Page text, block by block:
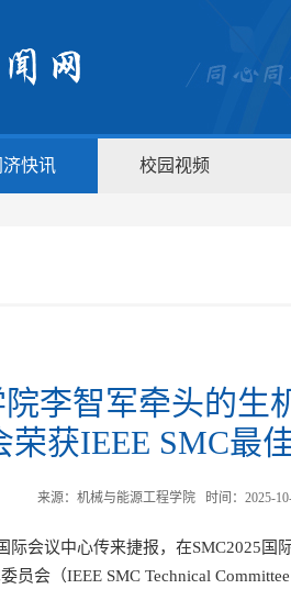
济快讯 校园视频
李智军牵头的生
荣获IEEE SMC最
来源：机械与能源工程学院 时间：2025-10-
际会议中心传来捷报，在SMC2025
会（IEEE SMC Technical